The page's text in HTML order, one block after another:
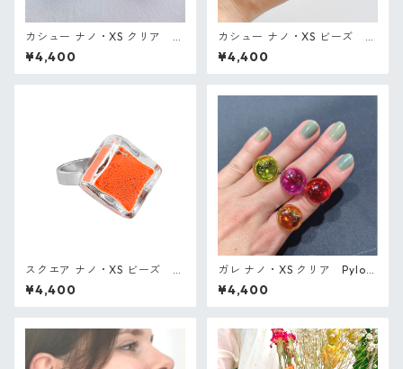
カシュー ナノ・XS クリア P
ylones フランス ガラスのリン
グ
¥4,400
カシュー ナノ・XS ビーズ P
ylones フランス ガラスのリン
グ
¥4,400
スクエア ナノ・XS ビーズ P
ylones フランス ガラスのリン
グ
¥4,400
ガレ ナノ・XS クリア Pylon
es フランス ガラスのリング
¥4,400